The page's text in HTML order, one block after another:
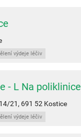
výdeje léčiv
- L Na poliklinice
21, 691 52 Kostice
výdeje léčiv